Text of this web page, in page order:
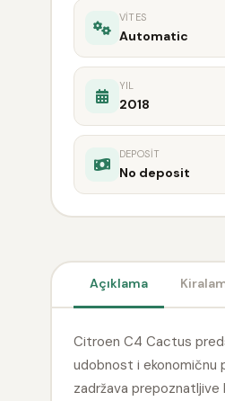
VITES
Automatic
YIL
2018
DEPOSIT
No deposit
Açıklama
Citroen C4 Cactus
udobnost i ekonomičnu
zadržava